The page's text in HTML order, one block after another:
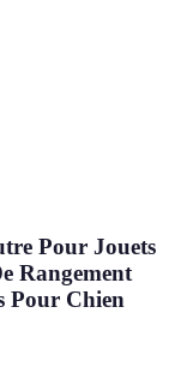
Pour Jouets
Rangement
Pour Chien